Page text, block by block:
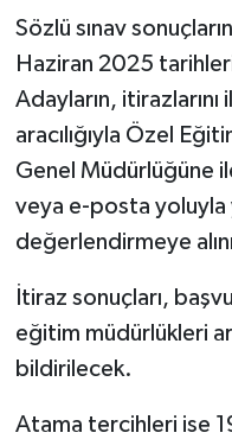
Sözlü sınav
Haziran 2025 tarihleri
Adayların,
aracılığıyla Özel
Genel Müdürlüğüne
veya e-posta yoluyla
değerlendirmeye
İtiraz sonuçları,
eğitim müdürlükleri
bildirilecek.
Atama tercihleri ise